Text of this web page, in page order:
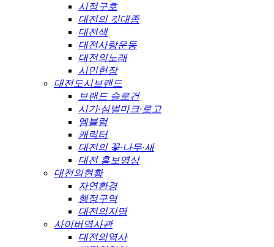
시정구호
대전의 깃대종
대전색
대전사랑운동
대전의노래
시민헌장
대전도시브랜드
브랜드 슬로건
시기·심벌마크·로고
엠블럼
캐릭터
대전의 꽃·나무·새
대전 홍보영상
대전의현황
자연환경
행정구역
대전의지명
사이버역사관
대전의역사